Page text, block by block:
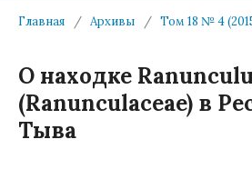
Главная / Архивы / Том 18 № 4
О находке
(Ranunculaceae) в
Тыва